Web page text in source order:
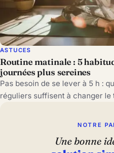
ASTUCES
Routine matinale : 5
journées plus sereines
Pas besoin de se lever à 5 h :
réguliers suffisent à changer le
NOTRE
Une bonne